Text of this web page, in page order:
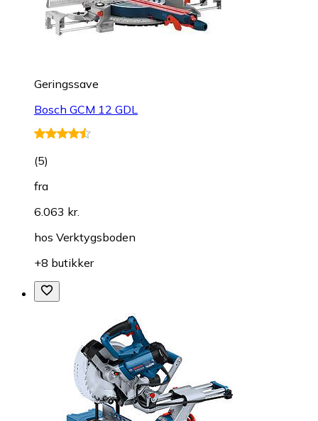
Geringssave
Bosch GCM 12 GDL
(5)
fra
6.063 kr.
hos Verktygsboden
+8 butikker